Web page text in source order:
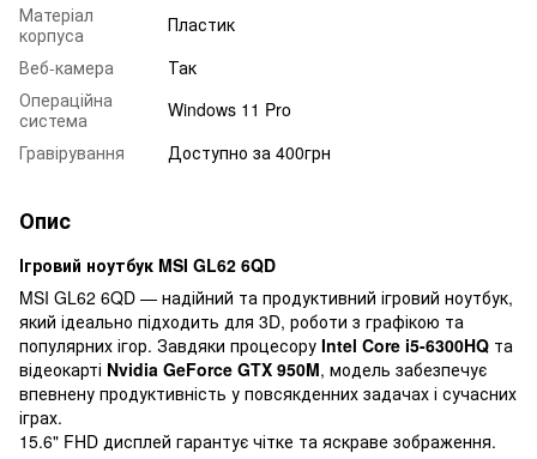
Матеріал
корпуса
Пластик
Веб-камера
Так
Операційна
система
Windows 11 Pro
Гравірування
Доступно за 400грн
Опис
Ігровий ноутбук MSI GL62 6QD
MSI GL62 6QD — надійний та продуктивний ігровий ноутбук,
який ідеально підходить для 3D, роботи з графікою та
популярних ігор. Завдяки процесору Intel Core i5-6300HQ та
відеокарті Nvidia GeForce GTX 950M, модель забезпечує
впевнену продуктивність у повсякденних задачах і сучасних
іграх.
15.6" FHD дисплей гарантує чітке та яскраве зображення.